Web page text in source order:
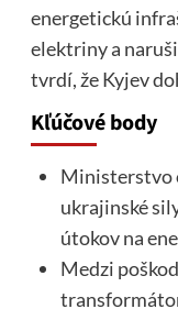
energetickú
elektriny a
tvrdí, že Kyjev
Kľúčové body
Ministerstvo
ukrajinské
útokov na
Medzi